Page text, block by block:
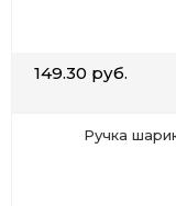
149.30 руб.
Ручка